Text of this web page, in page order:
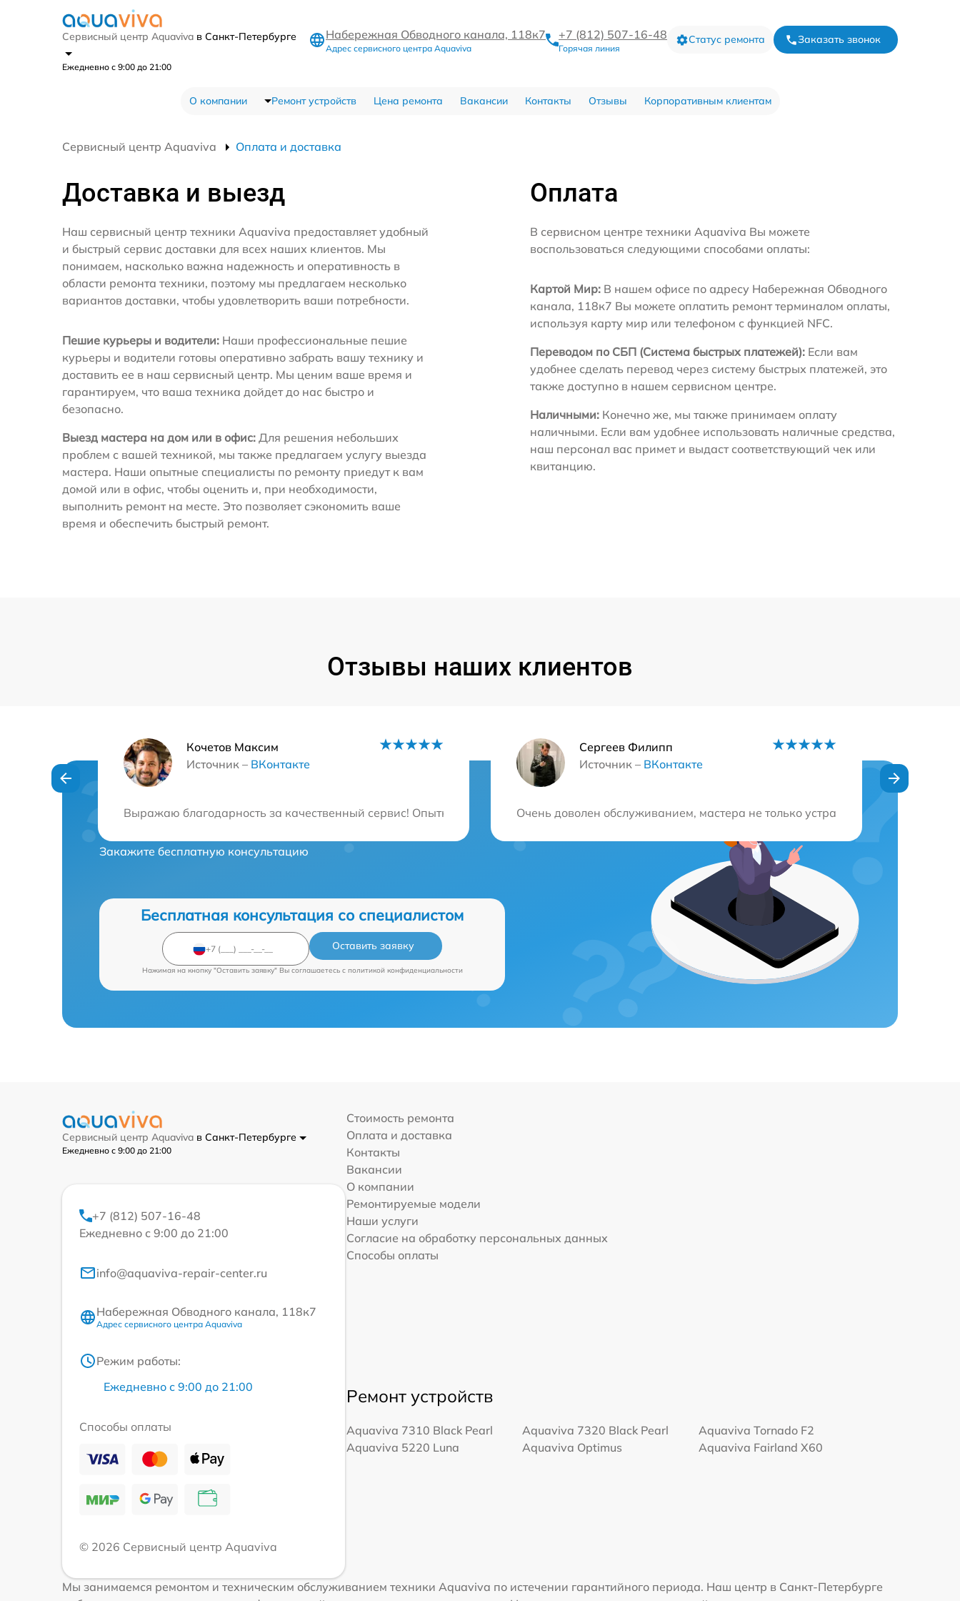
Сервисный центр Aquaviva в Санкт-Петербурге
Ежедневно с 9:00 до 21:00
Набережная Обводного канала, 118к7
Адрес сервисного центра Aquaviva
+7 (812) 507-16-48
Горячая линия
Статус ремонта Заказать звонок
О компании Ремонт устройств Цена ремонта Вакансии Контакты Отзывы Корпоративным клиентам
Сервисный центр Aquaviva Оплата и доставка
Доставка и выезд
Наш сервисный центр техники Aquaviva предоставляет удобный
и быстрый сервис доставки для всех наших клиентов. Мы
понимаем, насколько важна надежность и оперативность в
области ремонта техники, поэтому мы предлагаем несколько
вариантов доставки, чтобы удовлетворить ваши потребности.
Пешие курьеры и водители: Наши профессиональные пешие
курьеры и водители готовы оперативно забрать вашу технику и
доставить ее в наш сервисный центр. Мы ценим ваше время и
гарантируем, что ваша техника дойдет до нас быстро и
безопасно.
Выезд мастера на дом или в офис: Для решения небольших
проблем с вашей техникой, мы также предлагаем услугу выезда
мастера. Наши опытные специалисты по ремонту приедут к вам
домой или в офис, чтобы оценить и, при необходимости,
выполнить ремонт на месте. Это позволяет сэкономить ваше
время и обеспечить быстрый ремонт.
Оплата
В сервисном центре техники Aquaviva Вы можете
воспользоваться следующими способами оплаты:
Картой Мир: В нашем офисе по адресу Набережная Обводного
канала, 118к7 Вы можете оплатить ремонт терминалом оплаты,
используя карту мир или телефоном с функцией NFC.
Переводом по СБП (Система быстрых платежей): Если вам
удобнее сделать перевод через систему быстрых платежей, это
также доступно в нашем сервисном центре.
Наличными: Конечно же, мы также принимаем оплату
наличными. Если вам удобнее использовать наличные средства,
наш персонал вас примет и выдаст соответствующий чек или
квитанцию.
Отзывы наших клиентов
Кочетов Максим
Источник – ВКонтакте
Выражаю благодарность за качественный сервис! Опытные мастера, всё сделали быстро и безупречно. Советую этот сервисный центр всем!
Сергеев Филипп
Источник – ВКонтакте
Очень доволен обслуживанием, мастера не только устранили
Нужна консультация?
Закажите бесплатную консультацию
Бесплатная консультация со специалистом
Оставить заявку
Нажимая на кнопку "Оставить заявку" Вы соглашаетесь c политикой конфиденциальности
Сервисный центр Aquaviva в Санкт-Петербурге
Ежедневно с 9:00 до 21:00
+7 (812) 507-16-48
Ежедневно с 9:00 до 21:00
info@aquaviva-repair-center.ru
Набережная Обводного канала, 118к7
Адрес сервисного центра Aquaviva
Режим работы:
Ежедневно с 9:00 до 21:00
Способы оплаты
© 2026 Сервисный центр Aquaviva
Стоимость ремонта
Оплата и доставка
Контакты
Вакансии
О компании
Ремонтируемые модели
Наши услуги
Согласие на обработку персональных данных
Способы оплаты
Ремонт устройств
Aquaviva 7310 Black Pearl Aquaviva 7320 Black Pearl
Aquaviva Tornado F2
Aquaviva 5220 Luna
Aquaviva Optimus Aquaviva Fairland X60
Мы занимаемся ремонтом и техническим обслуживанием техники Aquaviva по истечении гарантийного периода. Наш центр в Санкт-Петербурге